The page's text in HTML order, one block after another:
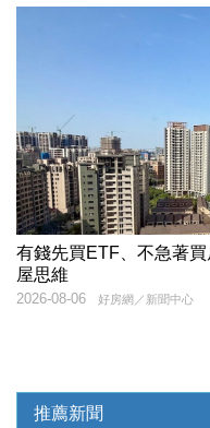
有錢先買ETF、不急著
屋思維
好房網／新聞中心
2026-08-06
推薦新聞